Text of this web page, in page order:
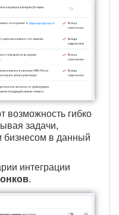
возможность гибко
задачи,
бизнесом в данный
интеграции
.